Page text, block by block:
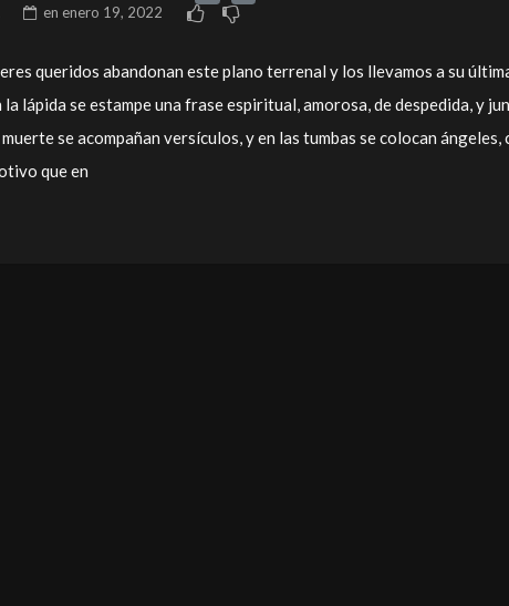
en enero 19, 2022
queridos abandonan este plano terrenal y los llevamos a su
lápida se estampe una frase espiritual, amorosa, de despedida, y
se acompañan versículos, y en las tumbas se colocan ángeles,
que en